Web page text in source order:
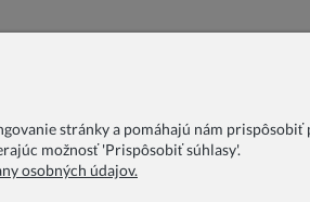
stránky a pomáhajú nám
možnosť 'Prispôsobiť súhlasy'.
osobných údajov.